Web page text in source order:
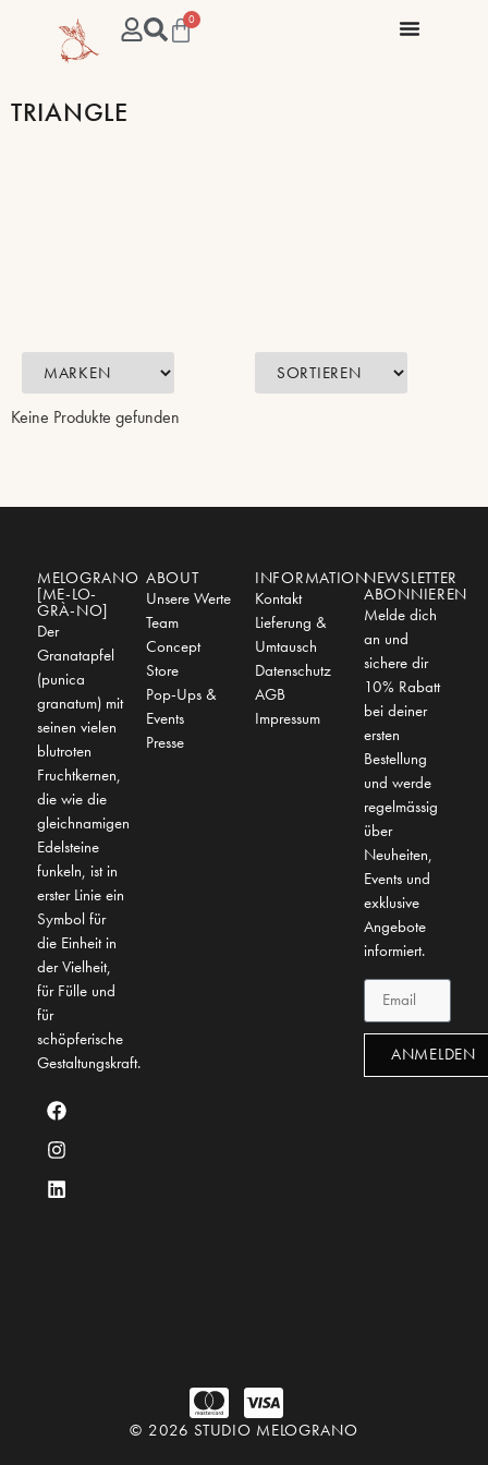
0
TRIANGLE
Keine Produkte gefunden
MELOGRANO
[ME-LO-
GRÀ-NO]
Der
Granatapfel
(punica
granatum) mit
seinen vielen
blutroten
Fruchtkernen,
die wie die
gleichnamigen
Edelsteine
funkeln, ist in
erster Linie ein
Symbol für
die Einheit in
der Vielheit,
für Fülle und
für
schöpferische
Gestaltungskraft.
ABOUT
Unsere Werte
Team
Concept
Store
Pop-Ups &
Events
Presse
INFORMATION
Kontakt
Lieferung &
Umtausch
Datenschutz
AGB
Impressum
NEWSLETTER
ABONNIEREN
Melde dich
an und
sichere dir
10% Rabatt
bei deiner
ersten
Bestellung
und werde
regelmässig
über
Neuheiten,
Events und
exklusive
Angebote
informiert.
ANMELDEN
© 2026 STUDIO MELOGRANO